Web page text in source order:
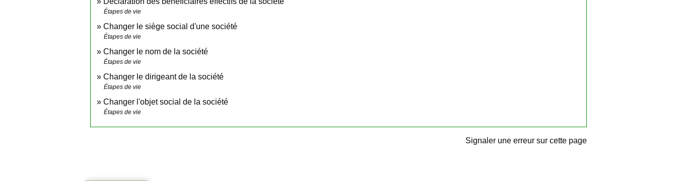
Étapes de vie
Changer le siège social d'une société
Étapes de vie
Changer le nom de la société
Étapes de vie
Changer le dirigeant de la société
Étapes de vie
Changer l'objet social de la société
Étapes de vie
Signaler une erreur sur cette page